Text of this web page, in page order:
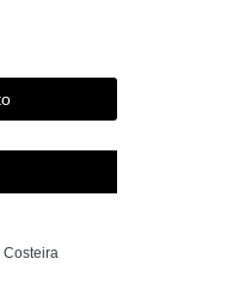
Festas
Festa
Costeira